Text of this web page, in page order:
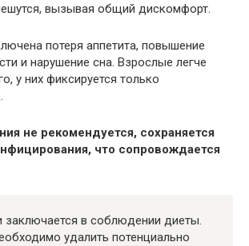
вызывая общий дискомфорт.
потеря аппетита, повышение
и нарушение сна. Взрослые легче
у них фиксируется только
не рекомендуется, сохраняется
что сопровождается
заключается в соблюдении диеты.
удалить потенциально